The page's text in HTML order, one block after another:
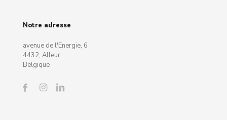
Notre adresse
avenue de l'Energie, 6
4432, Alleur
Belgique